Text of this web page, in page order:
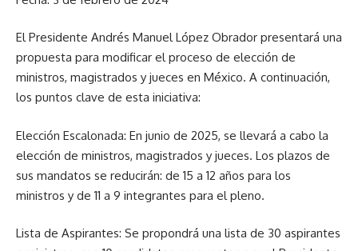
El Presidente Andrés Manuel López Obrador presentará una
propuesta para modificar el proceso de elección de
ministros, magistrados y jueces en México. A continuación,
los puntos clave de esta iniciativa:
Elección Escalonada: En junio de 2025, se llevará a cabo la
elección de ministros, magistrados y jueces. Los plazos de
sus mandatos se reducirán: de 15 a 12 años para los
ministros y de 11 a 9 integrantes para el pleno.
Lista de Aspirantes: Se propondrá una lista de 30 aspirantes